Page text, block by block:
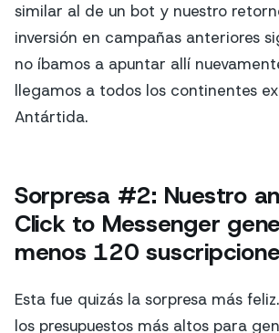
similar al de un bot y nuestro
inversión en campañas anteriores
no íbamos a apuntar allí
llegamos a todos los continentes
Antártida.
Sorpresa #2: Nuestro
Click to Messenger
menos 120
Esta fue quizás la sorpresa más
los presupuestos más altos para